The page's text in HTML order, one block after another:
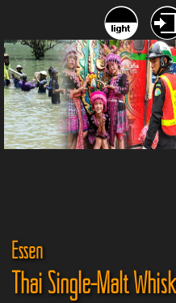
Essen
Thai Single-Malt